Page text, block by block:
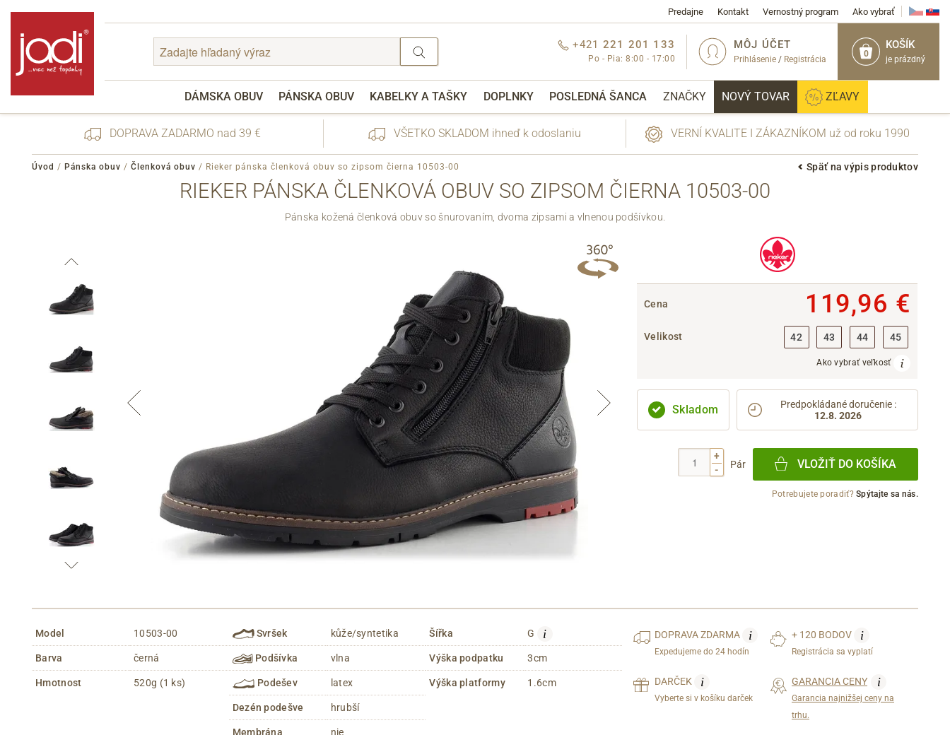
Predajne Kontakt Vernostný program Ako vybrať
0
KOŠÍK
je prázdný
MÔJ ÚČET
Prihlásenie / Registrácia
+421 221 201 133
Po - Pia: 8:00 - 17:00
DÁMSKA OBUV PÁNSKA OBUV KABELKY A TAŠKY DOPLNKY POSLEDNÁ ŠANCA ZNAČKY NOVÝ TOVAR ZĽAVY
Zabudnuté heslo
Cez Google
DOPRAVA ZADARMO nad 39 € VŠETKO SKLADOM ihneď k odoslaniu VERNÍ KVALITE I ZÁKAZNÍKOM už od roku 1990
Späť na výpis produktov
Úvod / Pánska obuv / Členková obuv / Rieker pánska členková obuv so zipsom čierna 10503-00
RIEKER PÁNSKA ČLENKOVÁ OBUV SO ZIPSOM ČIERNA 10503-00
Pánska kožená členková obuv so šnurovaním, dvoma zipsami a vlnenou podšívkou.
Cena 119,96 €
Velikost 42 43 44 45
Ako vybrať veľkosť
Skladom Predpokládané doručenie :
12.8. 2026
+
-
Pár VLOŽIŤ DO KOŠÍKA
Potrebujete poradiť?Spýtajte sa nás.
Model 10503-00
Barva černá
Hmotnost 520g (1 ks)
Svršek kůže/syntetika
Podšívka vlna
Podešev latex
Dezén podešve hrubší
Membrána nie
Šířka G i
Výška podpatku 3cm
Výška platformy 1.6cm
DOPRAVAZDARMA i
Expedujeme do 24 hodín
+ 120 BODOV i
Registrácia sa vyplatí
DARČEK i
Vyberte si v košíku darček
GARANCIA CENY i
Garancia najnižšej ceny na
trhu.